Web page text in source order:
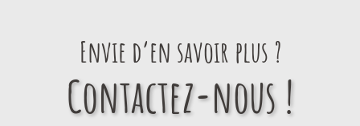
Envie d’en savoir plus ?
Contactez-nous !